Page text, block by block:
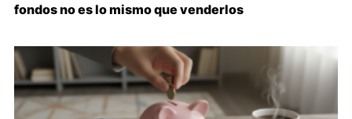
fondos no es lo mismo que venderlos